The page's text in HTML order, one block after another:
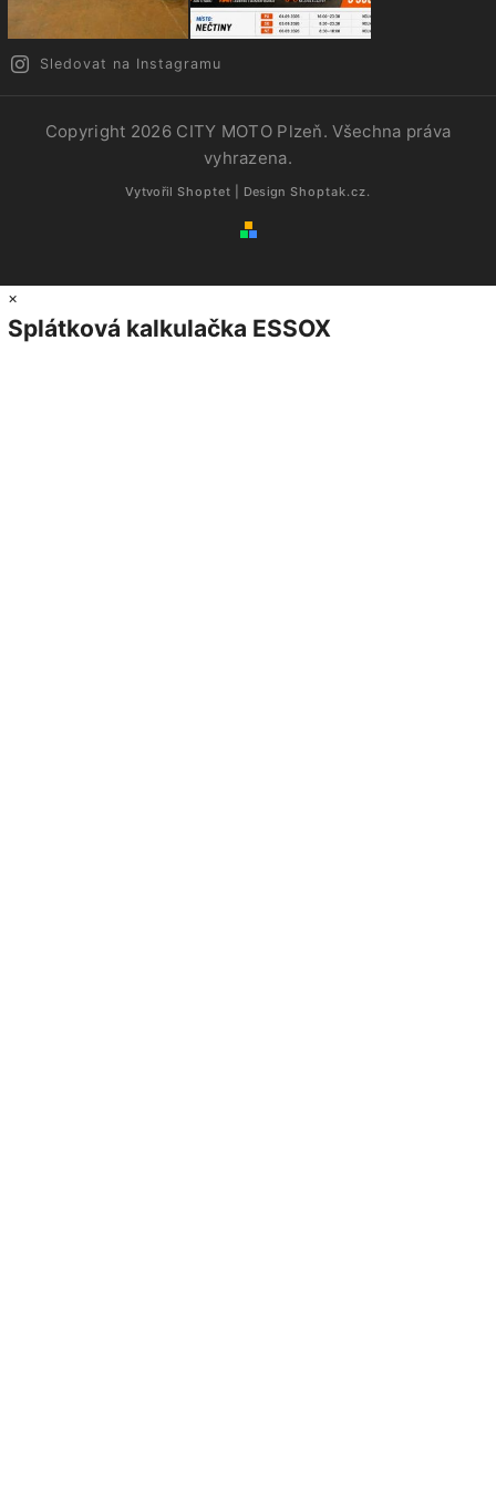
Sledovat na Instagramu
Copyright 2026 CITY MOTO Plzeň. Všechna práva
vyhrazena.
Vytvořil Shoptet | Design Shoptak.cz.
×
Splátková kalkulačka ESSOX